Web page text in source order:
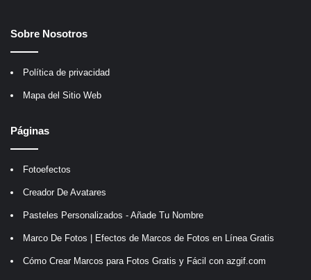
Sobre Nosotros
Política de privacidad
Mapa del Sitio Web
Páginas
Fotoefectos
Creador De Avatares
Pasteles Personalizados - Añade Tu Nombre
Marco De Fotos | Efectos de Marcos de Fotos en Línea Gratis
Cómo Crear Marcos para Fotos Gratis y Fácil con azgif.com